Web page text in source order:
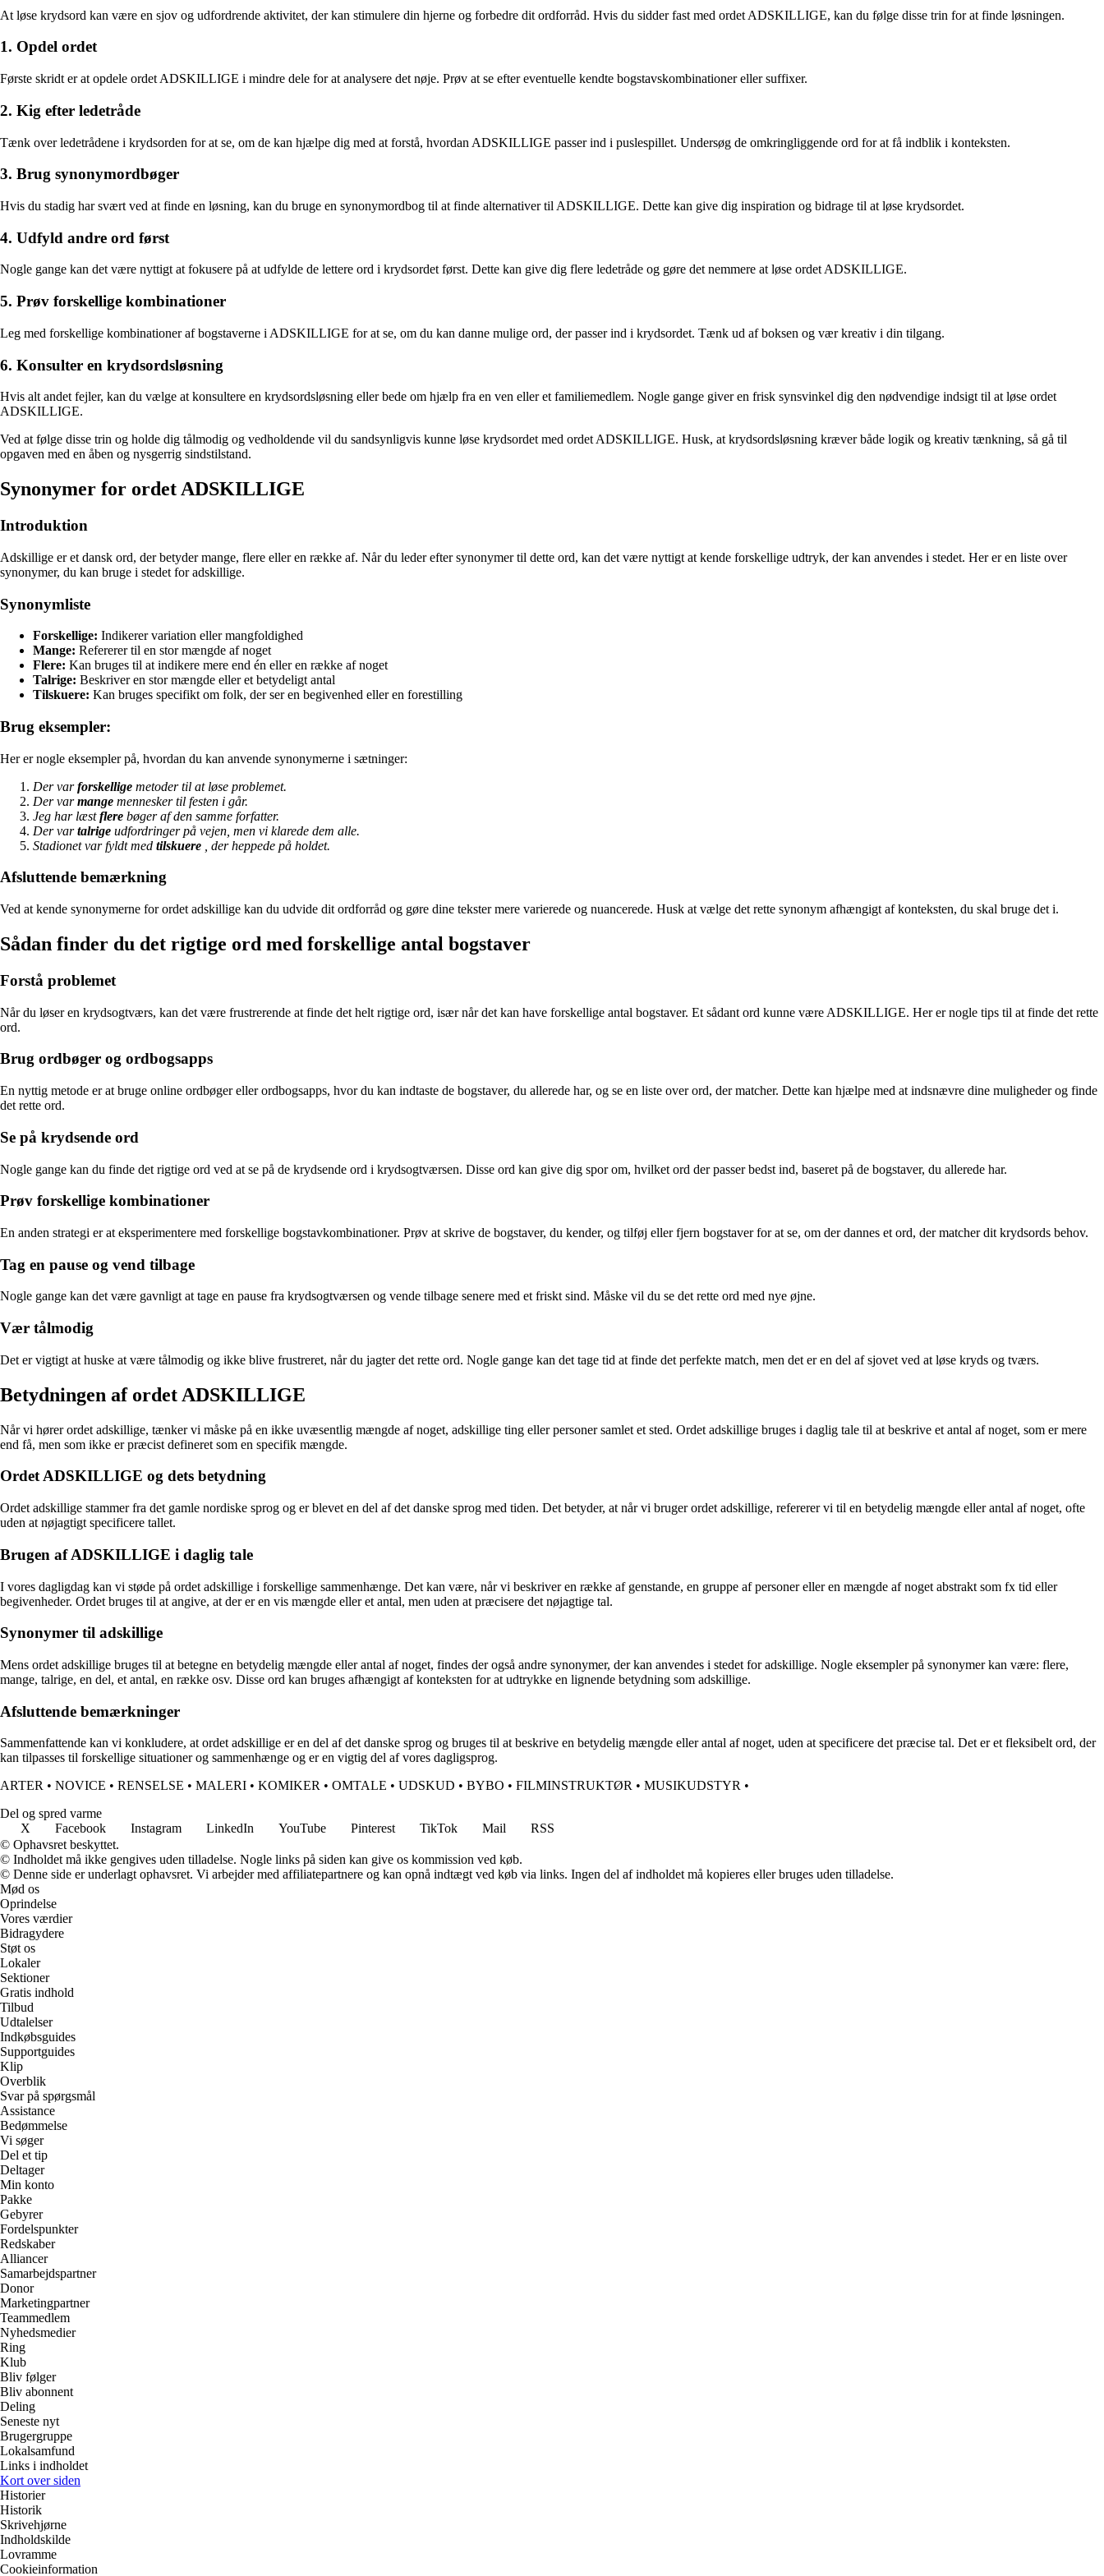
At løse krydsord kan være en sjov og udfordrende aktivitet, der kan stimulere din hjerne og forbedre dit ordforråd. Hvis du sidder fast med ordet ADSKILLIGE, kan du følge disse trin for at finde løsningen.
1. Opdel ordet
Første skridt er at opdele ordet ADSKILLIGE i mindre dele for at analysere det nøje. Prøv at se efter eventuelle kendte bogstavskombinationer eller suffixer.
2. Kig efter ledetråde
Tænk over ledetrådene i krydsorden for at se, om de kan hjælpe dig med at forstå, hvordan ADSKILLIGE passer ind i puslespillet. Undersøg de omkringliggende ord for at få indblik i konteksten.
3. Brug synonymordbøger
Hvis du stadig har svært ved at finde en løsning, kan du bruge en synonymordbog til at finde alternativer til ADSKILLIGE. Dette kan give dig inspiration og bidrage til at løse krydsordet.
4. Udfyld andre ord først
Nogle gange kan det være nyttigt at fokusere på at udfylde de lettere ord i krydsordet først. Dette kan give dig flere ledetråde og gøre det nemmere at løse ordet ADSKILLIGE.
5. Prøv forskellige kombinationer
Leg med forskellige kombinationer af bogstaverne i ADSKILLIGE for at se, om du kan danne mulige ord, der passer ind i krydsordet. Tænk ud af boksen og vær kreativ i din tilgang.
6. Konsulter en krydsordsløsning
Hvis alt andet fejler, kan du vælge at konsultere en krydsordsløsning eller bede om hjælp fra en ven eller et familiemedlem. Nogle gange giver en frisk synsvinkel dig den nødvendige indsigt til at løse ordet
ADSKILLIGE.
Ved at følge disse trin og holde dig tålmodig og vedholdende vil du sandsynligvis kunne løse krydsordet med ordet ADSKILLIGE. Husk, at krydsordsløsning kræver både logik og kreativ tænkning, så gå til
opgaven med en åben og nysgerrig sindstilstand.
Synonymer for ordet ADSKILLIGE
Introduktion
Adskillige er et dansk ord, der betyder mange, flere eller en række af. Når du leder efter synonymer til dette ord, kan det være nyttigt at kende forskellige udtryk, der kan anvendes i stedet. Her er en liste over
synonymer, du kan bruge i stedet for adskillige.
Synonymliste
Forskellige: Indikerer variation eller mangfoldighed
Mange: Refererer til en stor mængde af noget
Flere: Kan bruges til at indikere mere end én eller en række af noget
Talrige: Beskriver en stor mængde eller et betydeligt antal
Tilskuere: Kan bruges specifikt om folk, der ser en begivenhed eller en forestilling
Brug eksempler:
Her er nogle eksempler på, hvordan du kan anvende synonymerne i sætninger:
Der varforskellige metoder til at løse problemet.
Der varmange mennesker til festen i går.
Jeg har læstflere bøger af den samme forfatter.
Der vartalrige udfordringer på vejen, men vi klarede dem alle.
Stadionet var fyldt med tilskuere , der heppede på holdet.
Afsluttende bemærkning
Ved at kende synonymerne for ordet adskillige kan du udvide dit ordforråd og gøre dine tekster mere varierede og nuancerede. Husk at vælge det rette synonym afhængigt af konteksten, du skal bruge det i.
Sådan finder du det rigtige ord med forskellige antal bogstaver
Forstå problemet
Når du løser en krydsogtværs, kan det være frustrerende at finde det helt rigtige ord, især når det kan have forskellige antal bogstaver. Et sådant ord kunne være ADSKILLIGE. Her er nogle tips til at finde det rette
ord.
Brug ordbøger og ordbogsapps
En nyttig metode er at bruge online ordbøger eller ordbogsapps, hvor du kan indtaste de bogstaver, du allerede har, og se en liste over ord, der matcher. Dette kan hjælpe med at indsnævre dine muligheder og finde
det rette ord.
Se på krydsende ord
Nogle gange kan du finde det rigtige ord ved at se på de krydsende ord i krydsogtværsen. Disse ord kan give dig spor om, hvilket ord der passer bedst ind, baseret på de bogstaver, du allerede har.
Prøv forskellige kombinationer
En anden strategi er at eksperimentere med forskellige bogstavkombinationer. Prøv at skrive de bogstaver, du kender, og tilføj eller fjern bogstaver for at se, om der dannes et ord, der matcher dit krydsords behov.
Tag en pause og vend tilbage
Nogle gange kan det være gavnligt at tage en pause fra krydsogtværsen og vende tilbage senere med et friskt sind. Måske vil du se det rette ord med nye øjne.
Vær tålmodig
Det er vigtigt at huske at være tålmodig og ikke blive frustreret, når du jagter det rette ord. Nogle gange kan det tage tid at finde det perfekte match, men det er en del af sjovet ved at løse kryds og tværs.
Betydningen af ordet ADSKILLIGE
Når vi hører ordet adskillige, tænker vi måske på en ikke uvæsentlig mængde af noget, adskillige ting eller personer samlet et sted. Ordet adskillige bruges i daglig tale til at beskrive et antal af noget, som er mere
end få, men som ikke er præcist defineret som en specifik mængde.
Ordet ADSKILLIGE og dets betydning
Ordet adskillige stammer fra det gamle nordiske sprog og er blevet en del af det danske sprog med tiden. Det betyder, at når vi bruger ordet adskillige, refererer vi til en betydelig mængde eller antal af noget, ofte
uden at nøjagtigt specificere tallet.
Brugen af ADSKILLIGE i daglig tale
I vores dagligdag kan vi støde på ordet adskillige i forskellige sammenhænge. Det kan være, når vi beskriver en række af genstande, en gruppe af personer eller en mængde af noget abstrakt som fx tid eller
begivenheder. Ordet bruges til at angive, at der er en vis mængde eller et antal, men uden at præcisere det nøjagtige tal.
Synonymer til adskillige
Mens ordet adskillige bruges til at betegne en betydelig mængde eller antal af noget, findes der også andre synonymer, der kan anvendes i stedet for adskillige. Nogle eksempler på synonymer kan være: flere,
mange, talrige, en del, et antal, en række osv. Disse ord kan bruges afhængigt af konteksten for at udtrykke en lignende betydning som adskillige.
Afsluttende bemærkninger
Sammenfattende kan vi konkludere, at ordet adskillige er en del af det danske sprog og bruges til at beskrive en betydelig mængde eller antal af noget, uden at specificere det præcise tal. Det er et fleksibelt ord, der
kan tilpasses til forskellige situationer og sammenhænge og er en vigtig del af vores dagligsprog.
ARTER • NOVICE • RENSELSE • MALERI • KOMIKER • OMTALE • UDSKUD • BYBO • FILMINSTRUKTØR • MUSIKUDSTYR •
Del og spred varme
X
Facebook Instagram LinkedIn YouTube Pinterest TikTok Mail
RSS
© Ophavsret beskyttet.
© Indholdet må ikke gengives uden tilladelse. Nogle links på siden kan give os kommission ved køb.
© Denne side er underlagt ophavsret. Vi arbejder med affiliatepartnere og kan opnå indtægt ved køb via links. Ingen del af indholdet må kopieres eller bruges uden tilladelse.
Mød os
Oprindelse
Vores værdier
Bidragydere
Støt os
Lokaler
Sektioner
Gratis indhold
Tilbud
Udtalelser
Indkøbsguides
Supportguides
Klip
Overblik
Svar på spørgsmål
Assistance
Bedømmelse
Vi søger
Del et tip
Deltager
Min konto
Pakke
Gebyrer
Fordelspunkter
Redskaber
Alliancer
Samarbejdspartner
Donor
Marketingpartner
Teammedlem
Nyhedsmedier
Ring
Klub
Bliv følger
Bliv abonnent
Deling
Seneste nyt
Brugergruppe
Lokalsamfund
Links i indholdet
Kort over siden
Historier
Historik
Skrivehjørne
Indholdskilde
Lovramme
Cookieinformation